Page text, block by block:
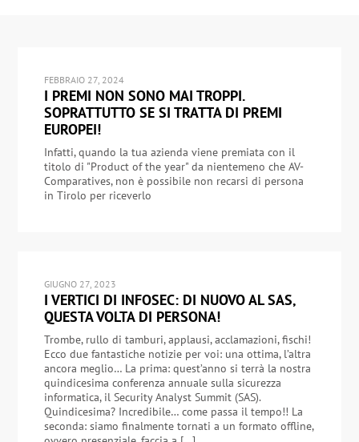
FEBBRAIO 27, 2024
I PREMI NON SONO MAI TROPPI.
SOPRATTUTTO SE SI TRATTA DI PREMI
EUROPEI!
Infatti, quando la tua azienda viene premiata con il
titolo di "Product of the year" da nientemeno che AV-
Comparatives, non è possibile non recarsi di persona
in Tirolo per riceverlo
GIUGNO 27, 2023
I VERTICI DI INFOSEC: DI NUOVO AL SAS,
QUESTA VOLTA DI PERSONA!
Trombe, rullo di tamburi, applausi, acclamazioni, fischi!
Ecco due fantastiche notizie per voi: una ottima, l’altra
ancora meglio… La prima: quest’anno si terrà la nostra
quindicesima conferenza annuale sulla sicurezza
informatica, il Security Analyst Summit (SAS).
Quindicesima? Incredibile… come passa il tempo!! La
seconda: siamo finalmente tornati a un formato offline,